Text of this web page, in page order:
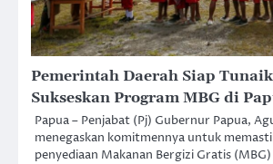
Pemerintah Daerah Siap
Sukseskan Program MBG di
Papua – Penjabat (Pj) Gubernur Papua,
menegaskan komitmennya untuk
penyediaan Makanan Bergizi Gratis